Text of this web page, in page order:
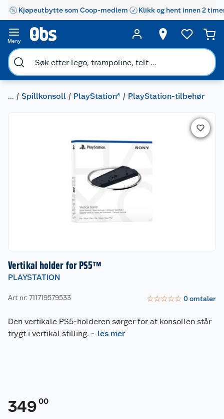
Kjøpeutbytte som Coop-medlem Klikk og hent innen 2
Meny
... Spillkonsoll PlayStation® PlayStation-tilbehør
Vertikal holder for PS5™
PLAYSTATION
Art nr: 711719579533 ☆☆☆☆☆ 0omtaler
Den vertikale PS5-holderen sørger for at konsollen står
trygt i vertikal stilling. - les mer
349 00